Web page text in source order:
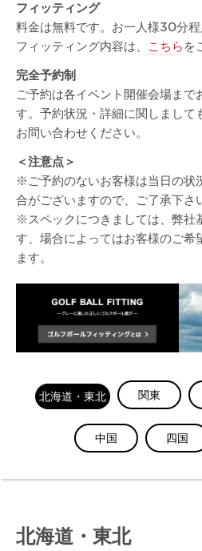
フィッティング
料金は無料です。お一人様30分程
フィッティング内容は、
こちら を
完全予約制
ご予約は各イベント開催会場まで
す。予約状況・詳細に関しまして
お問い合わせください。
＜注意点＞
※ご予約のないお客様は当日の状
合がございますので、ご了承下さ
※スペックにつきましては、弊社
す、場合によってはお客様のご希
ます。
北海道・東北 関東
中国 四国
北海道・東北